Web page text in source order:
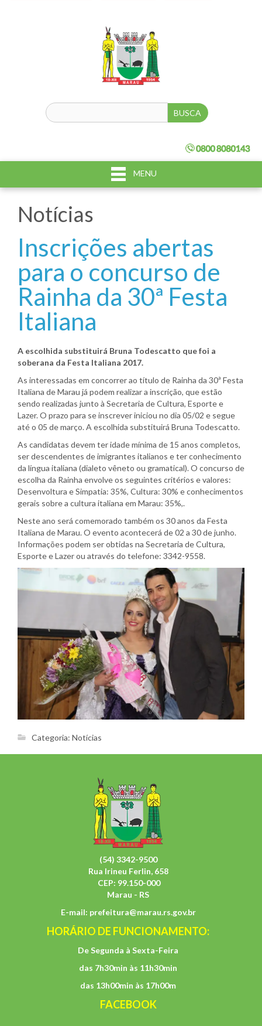
MENU
Notícias
Inscrições abertas
para o concurso de
Rainha da 30ª Festa
Italiana
A escolhida substituirá Bruna Todescatto que foi a
soberana da Festa Italiana 2017.
As interessadas em concorrer ao título de Rainha da 30ª Festa
Italiana de Marau já podem realizar a inscrição, que estão
sendo realizadas junto à Secretaria de Cultura, Esporte e
Lazer. O prazo para se inscrever iniciou no dia 05/02 e segue
até o 05 de março. A escolhida substituirá Bruna Todescatto.
As candidatas devem ter idade mínima de 15 anos completos,
ser descendentes de imigrantes italianos e ter conhecimento
da língua italiana (dialeto vêneto ou gramatical). O concurso de
escolha da Rainha envolve os seguintes critérios e valores:
Desenvoltura e Simpatia: 35%, Cultura: 30% e conhecimentos
gerais sobre a cultura italiana em Marau: 35%,.
Neste ano será comemorado também os 30 anos da Festa
Italiana de Marau. O evento acontecerá de 02 a 30 de junho.
Informações podem ser obtidas na Secretaria de Cultura,
Esporte e Lazer ou através do telefone: 3342-9558.
Categoria: Notícias
(54) 3342-9500
Rua Irineu Ferlin, 658
CEP: 99.150-000
Marau - RS
E-mail: prefeitura@marau.rs.gov.br
HORÁRIO DE FUNCIONAMENTO:
De Segunda à Sexta-Feira
das 7h30min às 11h30min
das 13h00min às 17h00m
FACEBOOK